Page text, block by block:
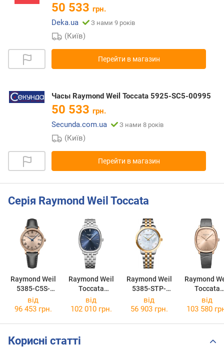
50 533 грн.
Deka.ua
З нами 9 років
(Київ)
Перейти в магазин
Часы Raymond Weil Toccata 5925-SC5-00995
50 533 грн.
Secunda.com.ua
З нами 8 років
(Київ)
Перейти в магазин
Серія Raymond Weil Toccata
Raymond Weil
5385-C5S-
00859
Raymond Weil
Toccata
Heritage 2280-
ST-50001
Raymond Weil
5385-STP-
97081
Raymond
Toccata
Heritage
PC5-
від
96 453 грн.
від
102 010 грн.
від
56 903 грн.
від
103 580
Корисні статті